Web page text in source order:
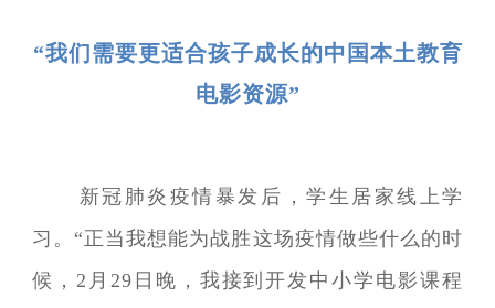
“我们需要更适合孩子成长的中国本土教育
电影资源”
新冠肺炎疫情暴发后，学生居家线上学
习。“正当我想能为战胜这场疫情做些什么的时
候，2月29日晚，我接到开发中小学电影课程